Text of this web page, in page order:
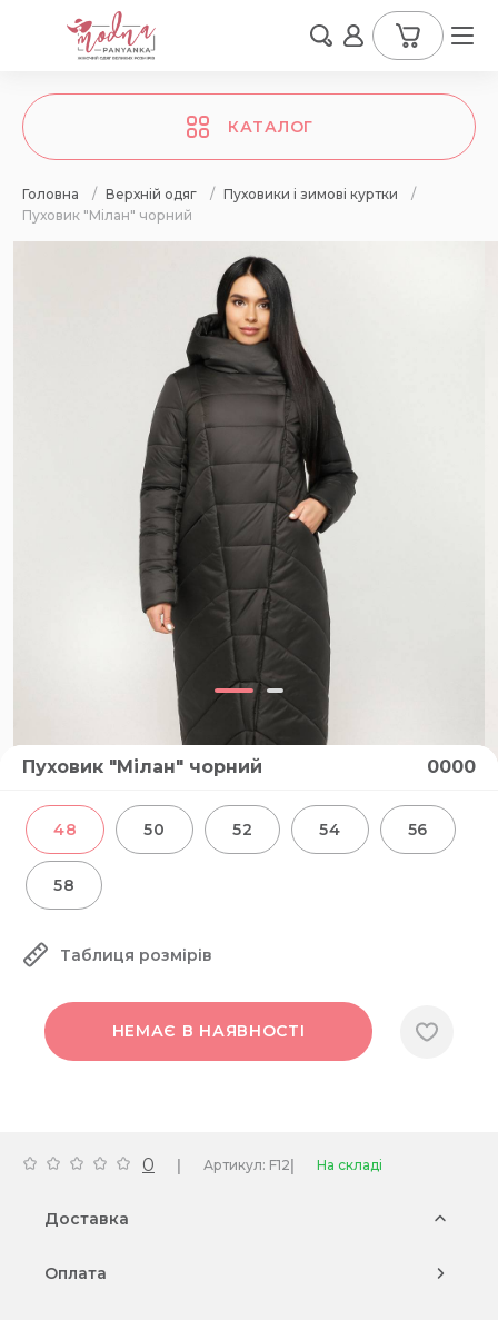
КАТАЛОГ
Головна / Верхній одяг / Пуховики і зимові куртки
/
Пуховик "Мілан" чорний
Пуховик "Мілан" чорний 0000
48 50 52 54 56
58
Таблиця розмірів
НЕМАЄ В НАЯВНОСТІ
0 | Артикул: F12| На складі
Доставка
Оплата